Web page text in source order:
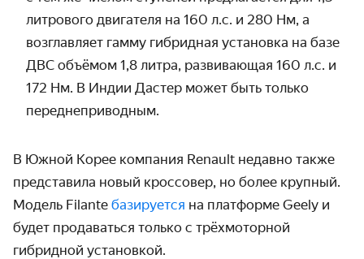
литрового двигателя на 160 л.с. и 280 Нм, а
возглавляет гамму гибридная установка на базе
ДВС объёмом 1,8 литра, развивающая 160 л.с. и
172 Нм. В Индии Дастер может быть только
переднеприводным.
В Южной Корее компания Renault недавно также
представила новый кроссовер, но более крупный.
Модель Filante базируется на платформе Geely и
будет продаваться только с трёхмоторной
гибридной установкой.